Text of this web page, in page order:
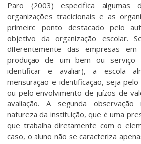
Paro (2003) especifica algumas
organizações tradicionais e as
primeiro ponto destacado pelo
objetivo da organização escolar.
diferentemente das empresas
produção de um bem ou serviço
identificar e avaliar), a escola
mensuração e identificação, seja
ou pelo envolvimento de juízos de
avaliação. A segunda observação
natureza da instituição, que é uma
que trabalha diretamente com o
caso, o aluno não se caracteriza